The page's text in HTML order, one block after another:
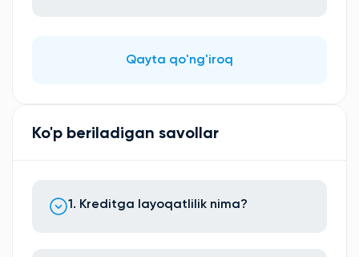
Qayta qo'ng'iroq
Ko'p beriladigan savollar
1. Kreditga layoqatlilik nima?